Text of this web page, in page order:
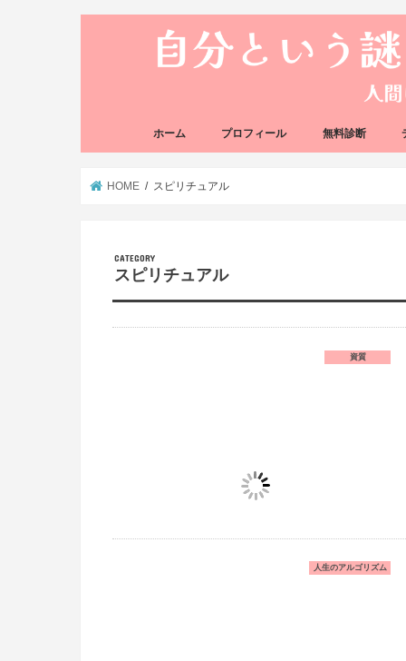
ホーム プロフィール 無料診断
HOME スピリチュアル
スピリチュアル
資質
人生のアルゴリズム